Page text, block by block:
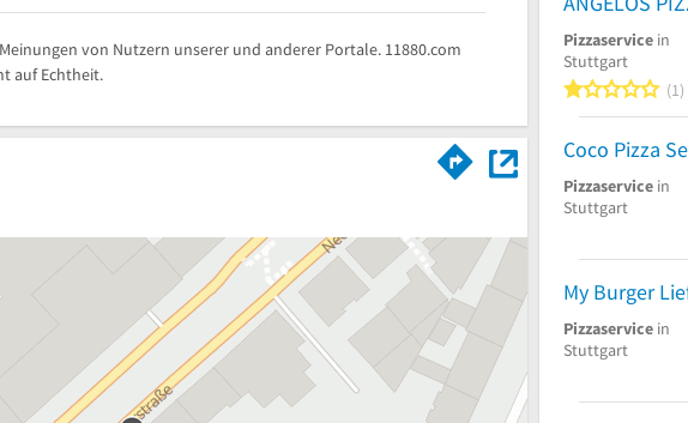
von Nutzern unserer und anderer Portale. 11880.com
auf Echtheit.
Pizzaservice in
Stuttgart
1
1
Coco Pizza
Pizzaservice in
Stuttgart
Pizzaservice in
Stuttgart